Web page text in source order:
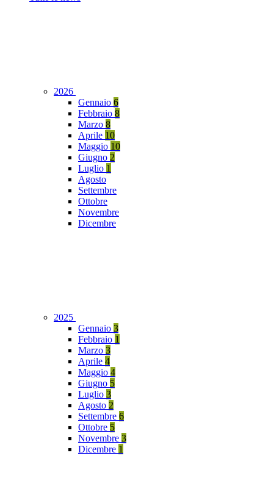
2026
Gennaio 6
Febbraio 8
Marzo 8
Aprile 10
Maggio 10
Giugno 2
Luglio 1
Agosto
Settembre
Ottobre
Novembre
Dicembre
2025
Gennaio 3
Febbraio 1
Marzo 3
Aprile 4
Maggio 4
Giugno 5
Luglio 3
Agosto 2
Settembre 6
Ottobre 5
Novembre 3
Dicembre 1